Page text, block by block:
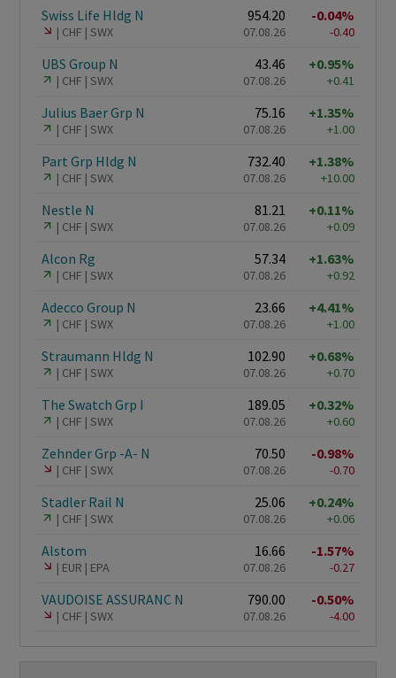
Swiss Life Hldg N
CHF SWX
954.20
07.08.26
-0.04%
-0.40
UBS Group N
CHF SWX
43.46
07.08.26
+0.95%
+0.41
Julius Baer Grp N
CHF SWX
75.16
07.08.26
+1.35%
+1.00
Part Grp Hldg N
CHF SWX
732.40
07.08.26
+1.38%
+10.00
Nestle N
CHF SWX
81.21
07.08.26
+0.11%
+0.09
Alcon Rg
CHF SWX
57.34
07.08.26
+1.63%
+0.92
Adecco Group N
CHF SWX
23.66
07.08.26
+4.41%
+1.00
Straumann Hldg N
CHF SWX
102.90
07.08.26
+0.68%
+0.70
The Swatch Grp I
CHF SWX
189.05
07.08.26
+0.32%
+0.60
Zehnder Grp -A- N
CHF SWX
70.50
07.08.26
-0.98%
-0.70
Stadler Rail N
CHF SWX
25.06
07.08.26
+0.24%
+0.06
Alstom
EUR EPA
16.66
07.08.26
-1.57%
-0.27
VAUDOISE ASSURANC N
CHF SWX
790.00
07.08.26
-0.50%
-4.00